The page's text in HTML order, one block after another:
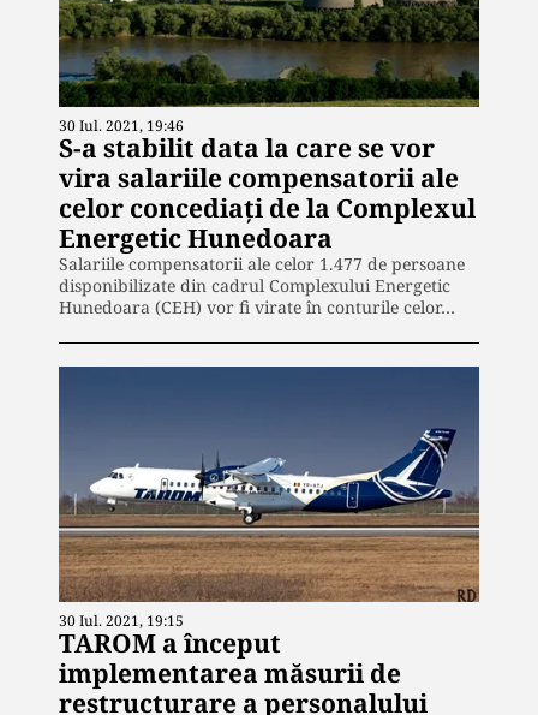
30 Iul. 2021, 19:46
S-a stabilit data la care se vor
vira salariile compensatorii ale
celor concediați de la Complexul
Energetic Hunedoara
Salariile compensatorii ale celor 1.477 de persoane
disponibilizate din cadrul Complexului Energetic
Hunedoara (CEH) vor fi virate în conturile celor…
30 Iul. 2021, 19:15
TAROM a început
implementarea măsurii de
restructurare a personalului